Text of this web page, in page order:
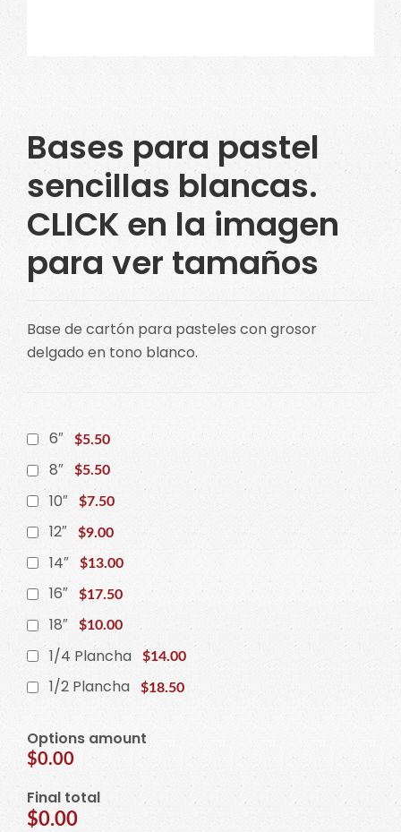
Bases para pastel
sencillas blancas.
CLICK en la imagen
para ver tamaños
Base de cartón para pasteles con grosor
delgado en tono blanco.
6″ $5.50
8″ $5.50
10″ $7.50
12″ $9.00
14″ $13.00
16″ $17.50
18″ $10.00
1/4 Plancha $14.00
1/2 Plancha $18.50
Options amount
$0.00
Final total
$0.00